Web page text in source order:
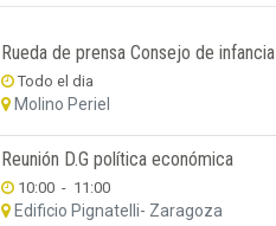
Rueda de prensa Consejo de infancia
Todo el dia
Molino Periel
Reunión D.G política económica
10:00 - 11:00
Edificio Pignatelli- Zaragoza